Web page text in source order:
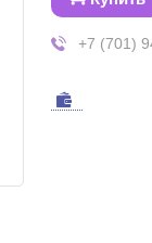
+7 (701)